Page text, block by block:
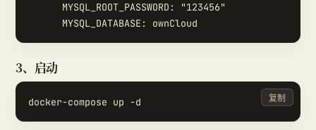
      MYSQL_ROOT_PASSWORD: "123456"
3、启动
复制